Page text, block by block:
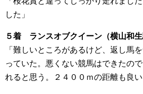
した」
５着 ランスオブクイーン（横山和生
「難しいところがあるけど、返し馬
っていた。悪くない競馬はできたの
れると思う。２４００ｍの距離も良い